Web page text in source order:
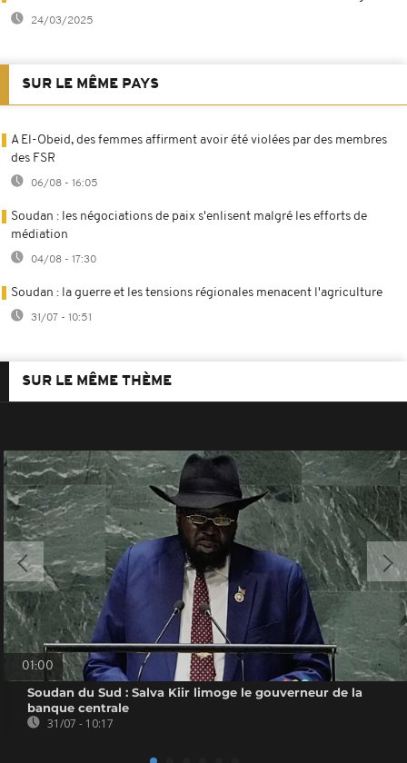
24/03/2025
SUR LE MÊME PAYS
A El-Obeid, des femmes affirment avoir été violées par des membres
des FSR
06/08 - 16:05
Soudan : les négociations de paix s'enlisent malgré les efforts de
médiation
04/08 - 17:30
Soudan : la guerre et les tensions régionales menacent l'agriculture
31/07 - 10:51
SUR LE MÊME THÈME
01:00
Soudan du Sud : Salva Kiir limoge le gouverneur de la
banque centrale
31/07 - 10:17